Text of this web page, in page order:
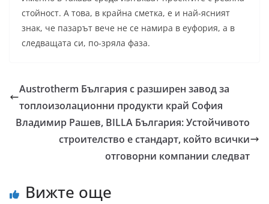
стойност. А това, в крайна сметка, е и най-ясният
знак, че пазарът вече не се намира в еуфория, а в
следващата си, по-зряла фаза.
Austrotherm България с разширен завод за
топлоизолационни продукти край София
Владимир Рашев, BILLA България: Устойчивото
строителство е стандарт, който всички
отговорни компании следват
Вижте още